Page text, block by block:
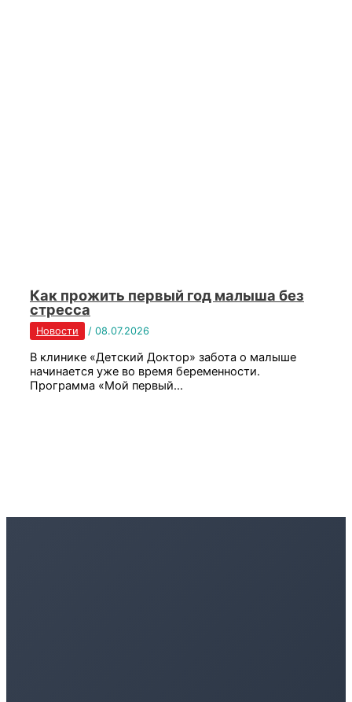
Как прожить первый год малыша без
стресса
Новости / 08.07.2026
В клинике «Детский Доктор» забота о малыше
начинается уже во время беременности.
Программа «Мой первый…